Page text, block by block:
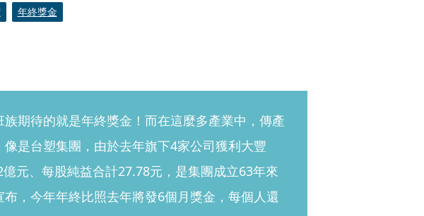
年終獎金
期待的就是年終獎金！而在這麼多產業中，傳產
是台塑集團，由於去年旗下4家公司獲利大豐
元、每股純益合計27.78元，是集團成立63年來
，今年年終比照去年將發6個月獎金，每個人還